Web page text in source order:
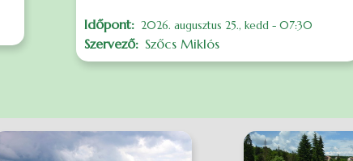
Időpont 2026. augusztus 25., kedd - 07:30
Szervező Szőcs Miklós